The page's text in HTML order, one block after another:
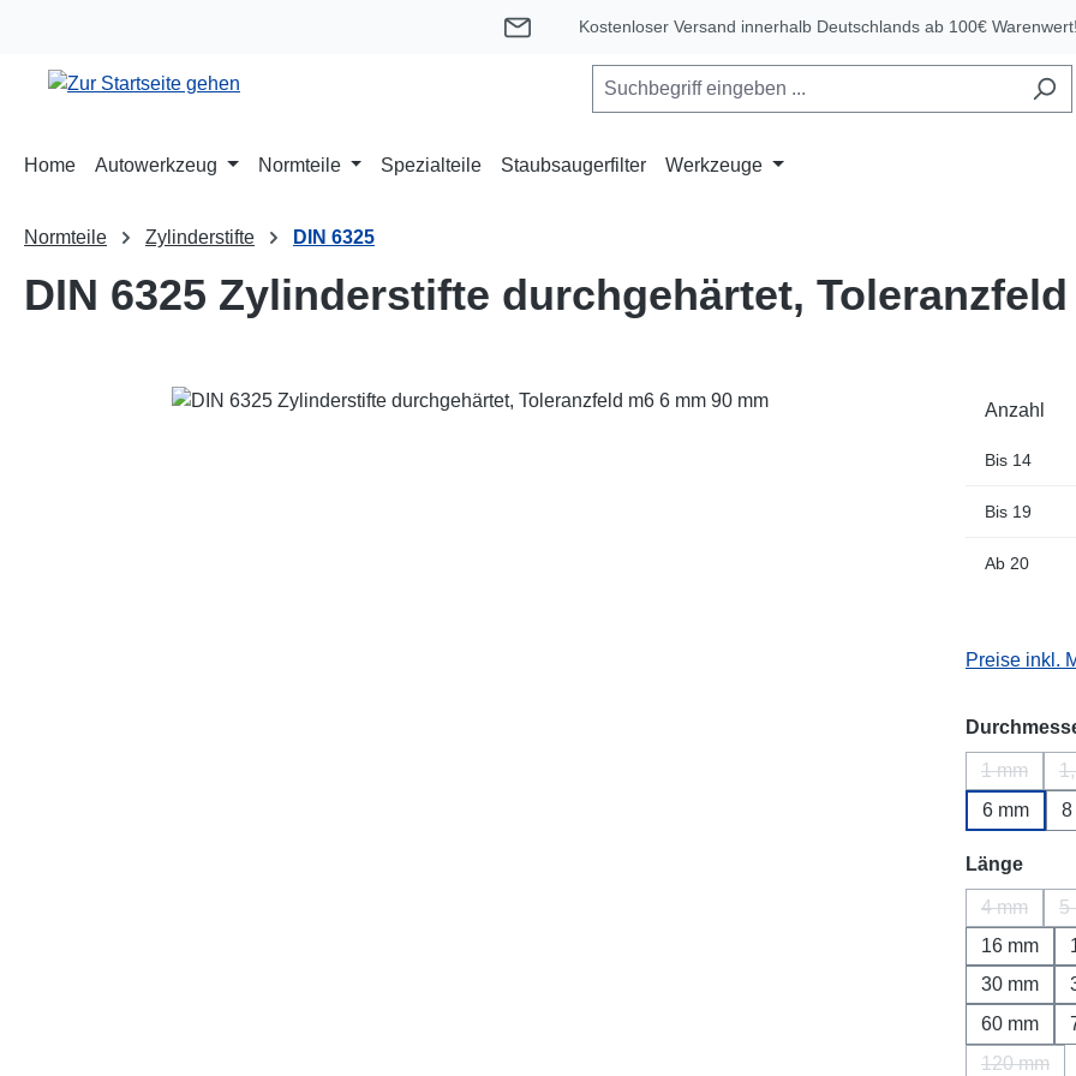
Kostenloser Versand innerhalb Deutschlands ab 100€ Warenwert!
Home Autowerkzeug Normteile Spezialteile Staubsaugerfilter Werkzeuge
Normteile Zylinderstifte DIN 6325
DIN 6325 Zylinderstifte durchgehärtet,
Bildergalerie überspringen
Anzahl
Bis 14
Bis 19
Ab 20
Preise inkl.
1 mm
(Diese
6 mm 8
Länge
4 mm
(Diese
5
16 mm
30 mm
60 mm
120 mm